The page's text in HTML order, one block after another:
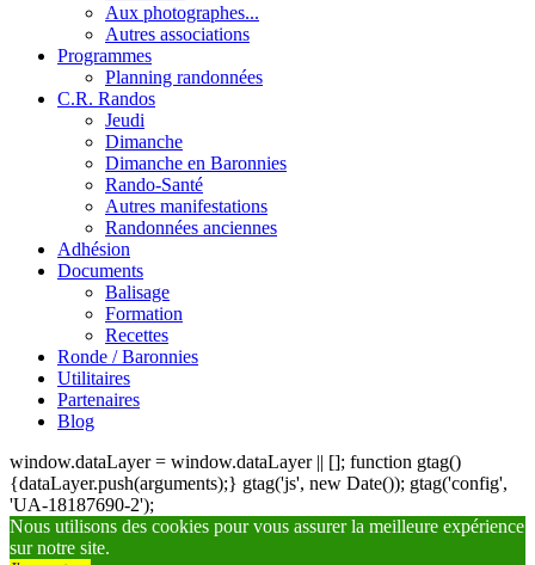
Aux photographes...
Autres associations
Programmes
Planning randonnées
C.R. Randos
Jeudi
Dimanche
Dimanche en Baronnies
Rando-Santé
Autres manifestations
Randonnées anciennes
Adhésion
Documents
Balisage
Formation
Recettes
Ronde / Baronnies
Utilitaires
Partenaires
Blog
window.dataLayer = window.dataLayer || []; function gtag()
{dataLayer.push(arguments);} gtag('js', new Date()); gtag('config',
'UA-18187690-2');
Nous utilisons des cookies pour vous assurer la meilleure expérience
sur notre site.